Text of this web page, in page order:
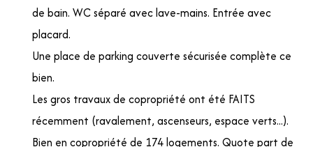
de bain. WC séparé avec lave-mains. Entrée avec
placard.
Une place de parking couverte sécurisée complète ce
bien.
Les gros travaux de copropriété ont été FAITS
récemment (ravalement, ascenseurs, espace verts...).
Bien en copropriété de 174 logements. Quote part de